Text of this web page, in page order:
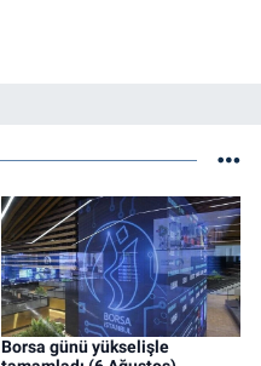
Borsa günü yükselişle